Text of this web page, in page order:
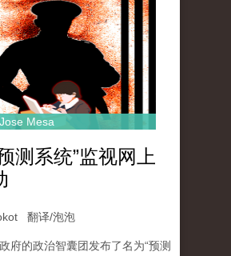
Mesa
测系统”监视网上
翻译/泡泡
府的政治智囊团发布了名为“预测